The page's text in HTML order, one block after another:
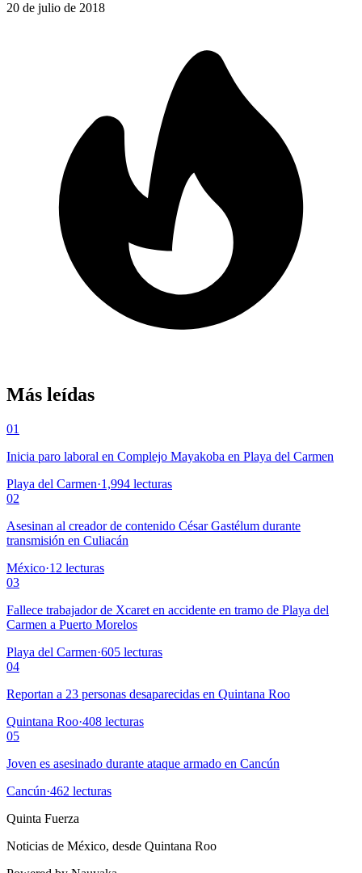
20 de julio de 2018
Más leídas
01
Inicia paro laboral en Complejo Mayakoba en Playa del Carmen
Playa del Carmen·1,994 lecturas
02
Asesinan al creador de contenido César Gastélum durante
transmisión en Culiacán
México·12 lecturas
03
Fallece trabajador de Xcaret en accidente en tramo de Playa del
Carmen a Puerto Morelos
Playa del Carmen·605 lecturas
04
Reportan a 23 personas desaparecidas en Quintana Roo
Quintana Roo·408 lecturas
05
Joven es asesinado durante ataque armado en Cancún
Cancún·462 lecturas
Quinta Fuerza
Noticias de México, desde Quintana Roo